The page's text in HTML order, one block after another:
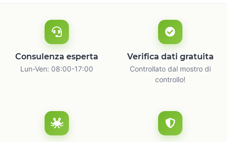
Consulenza esperta
Lun-Ven: 08:00-17:00
Verifica dati gratuita
Controllato dal mostro di
controllo!